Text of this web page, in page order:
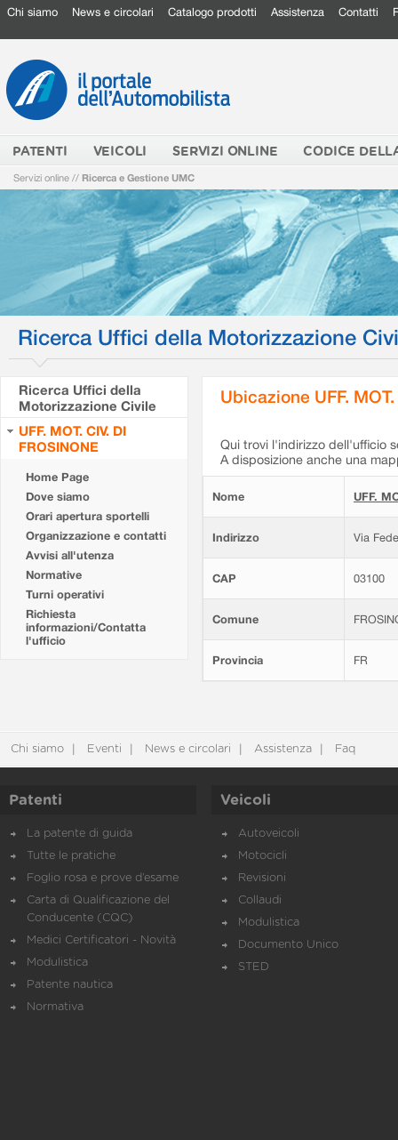
Chi siamo News e circolari Catalogo prodotti Assistenza Contatti
PATENTI VEICOLI SERVIZI ONLINE CODICE
Servizi online // Ricerca e Gestione UMC
Ricerca Uffici della Motorizzazione
Ricerca Uffici della
Motorizzazione Civile
UFF. MOT. CIV. DI
FROSINONE
Home Page
Dove siamo
Orari apertura sportelli
Organizzazione e contatti
Avvisi all'utenza
Normative
Turni operativi
Richiesta
informazioni/Contatta
l'ufficio
Ubicazione UFF.
Qui trovi l'indirizzo dell'ufficio
A disposizione anche una
Nome UFF.
Indirizzo Via
CAP 03100
Comune
Provincia FR
Chi siamo Eventi News e circolari Assistenza Faq
Patenti
La patente di guida
Tutte le pratiche
Foglio rosa e prove d’esame
Carta di Qualificazione del
Conducente (CQC)
Medici Certificatori - Novità
Modulistica
Patente nautica
Normativa
Veicoli
Autoveicoli
Motocicli
Revisioni
Collaudi
Modulistica
Documento Unico
STED